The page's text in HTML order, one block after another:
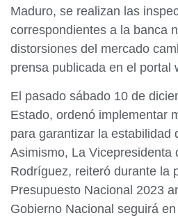
Maduro, se realizan las
correspondientes a la banca
distorsiones del mercado
prensa publicada en el portal
El pasado sábado 10 de
Estado, ordenó implementar
para garantizar la estabilidad
Asimismo, La Vicepresidenta
Rodríguez, reiteró durante la
Presupuesto Nacional 2023
Gobierno Nacional seguirá